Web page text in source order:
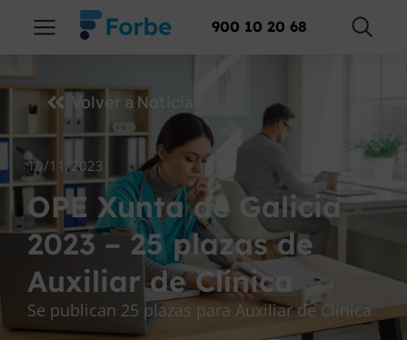
900 10 20 68
Volver a Noticias
10/11/2023
OPE Xunta de Galicia
2023 – 25 plazas de
Auxiliar de Clínica
Se publican 25 plazas para Auxiliar de Clínica